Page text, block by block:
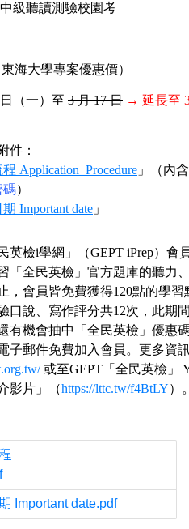
級聽讀測驗校園考
海大學專案優惠價）
（一）至 3 月 17 日 → 延長至
件：
Application_Procedure」 （內含
碼）
Important date」
英檢i學網」（GEPT iPrep）會
「全民英檢」官方題庫的聽力
，會員皆免費獲得120點的學習
口說、寫作評分共12次，此期
有機會抽中「全民英檢」優惠
子郵件免費加入會員。更多資
或至GEPT「全民英檢」
影片」（https://lttc.tw/f4BtLY）
Important date.pdf